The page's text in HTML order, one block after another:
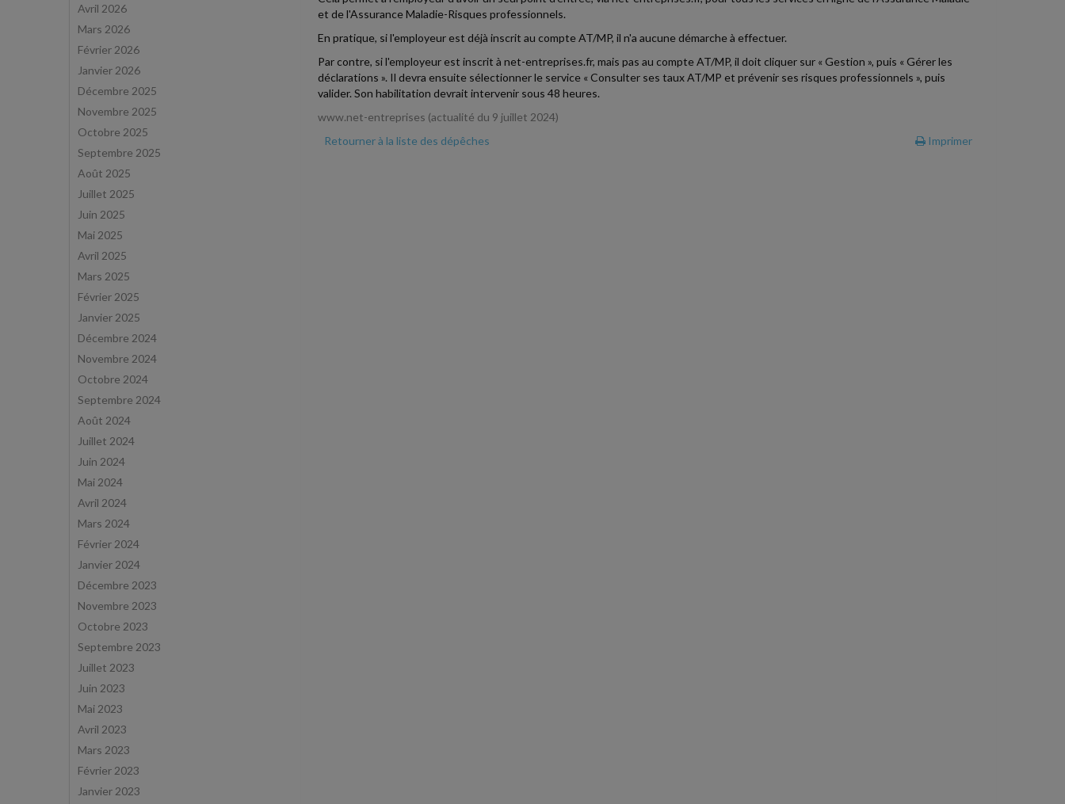
Avril 2026
Mars 2026
Février 2026
Janvier 2026
Décembre 2025
Novembre 2025
Octobre 2025
Septembre 2025
Août 2025
Juillet 2025
Juin 2025
Mai 2025
Avril 2025
Mars 2025
Février 2025
Janvier 2025
Décembre 2024
Novembre 2024
Octobre 2024
Septembre 2024
Août 2024
Juillet 2024
Juin 2024
Mai 2024
Avril 2024
Mars 2024
Février 2024
Janvier 2024
Décembre 2023
Novembre 2023
Octobre 2023
Septembre 2023
Juillet 2023
Juin 2023
Mai 2023
Avril 2023
Mars 2023
Février 2023
Janvier 2023
et de l'Assurance Maladie-Risques professionnels.
En pratique, si l'employeur est déjà inscrit au compte AT/MP, il n'a aucune démarche à effectuer.
Par contre, si l'employeur est inscrit à net-entreprises.fr, mais pas au compte AT/MP, il doit cliquer sur « Gestion », puis « Gérer les
déclarations ». Il devra ensuite sélectionner le service « Consulter ses taux AT/MP et prévenir ses risques professionnels », puis
valider. Son habilitation devrait intervenir sous 48 heures.
www.net-entreprises (actualité du 9 juillet 2024)
Retourner à la liste des dépêches
Imprimer